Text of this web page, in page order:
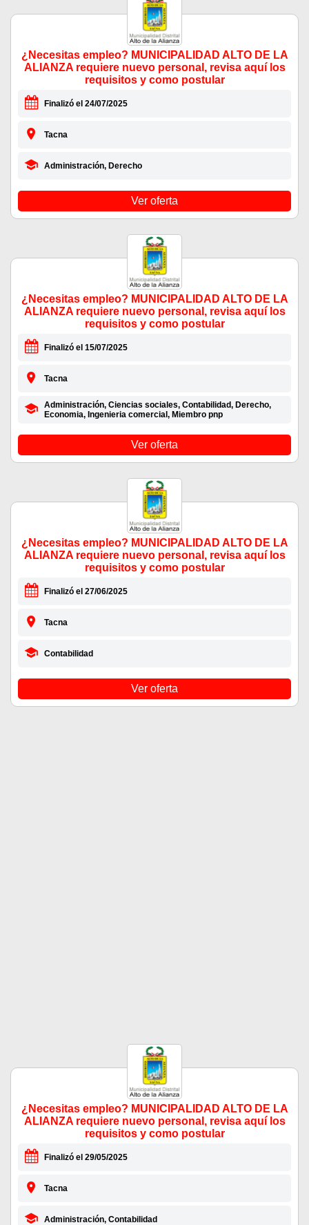
¿Necesitas empleo? MUNICIPALIDAD ALTO DE LA
ALIANZA requiere nuevo personal, revisa aquí los
requisitos y como postular
Finalizó el 24/07/2025
Tacna
Administración, Derecho
Ver oferta
¿Necesitas empleo? MUNICIPALIDAD ALTO DE LA
ALIANZA requiere nuevo personal, revisa aquí los
requisitos y como postular
Finalizó el 15/07/2025
Tacna
Administración, Ciencias sociales, Contabilidad, Derecho,
Economia, Ingenieria comercial, Miembro pnp
Ver oferta
¿Necesitas empleo? MUNICIPALIDAD ALTO DE LA
ALIANZA requiere nuevo personal, revisa aquí los
requisitos y como postular
Finalizó el 27/06/2025
Tacna
Contabilidad
Ver oferta
¿Necesitas empleo? MUNICIPALIDAD ALTO DE LA
ALIANZA requiere nuevo personal, revisa aquí los
requisitos y como postular
Finalizó el 29/05/2025
Tacna
Administración, Contabilidad